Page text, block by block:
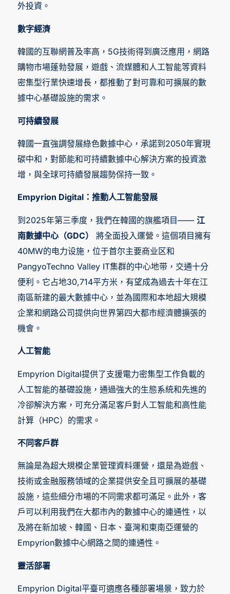
外投資。
數字經濟
韓國的互聯網普及率高，5G技術得到廣泛應用，網路
購物市場蓬勃發展，遊戲、流媒體和人工智能等資料
密集型行業快速增長，都推動了對可靠和可擴展的數
據中心基礎設施的需求。
可持續發展
韓國一直強調發展綠色數據中心，承諾到2050年實現
碳中和，對節能和可持續數據中心解決方案的投資激
增，與全球可持續發展趨勢保持一致。
Empyrion Digital：推動人工智能發展
到2025年第三季度，我們在韓國的旗艦項目—— 江
南數據中心（GDC）
將全面投入運營。這個項目擁有
40MW的电力设施，位于首尔主要商业区和
PangyoTechno Valley IT集群的中心地带，交通十分
便利。它占地30,714平方米，有望成為過去十年在江
南區新建的最大數據中心，並為國際和本地超大規模
企業和網路公司提供向世界第四大都市經濟體擴張的
機會。
人工智能
Empyrion Digital提供了支援電力密集型工作負載的
人工智能的基礎設施，通過強大的生態系統和先進的
冷卻解決方案，可充分滿足客戶對人工智能和高性能
計算（HPC）的需求。
不同客戶群
無論是為超大規模企業管理資料運營，還是為遊戲、
技術或金融服務領域的企業提供安全且可擴展的基礎
設施，這些細分市場的不同需求都可滿足。此外，客
戶可以利用我們在大都市內的數據中心的連通性，以
及將在新加坡、韓國、日本、臺灣和東南亞運營的
Empyrion數據中心網路之間的連通性。
靈活部署
Empyrion Digital平臺可適應各種部署場景，致力於